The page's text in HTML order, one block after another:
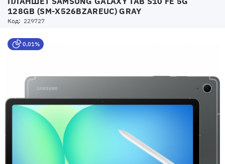
128GB (SM-X526BZAREUC) GRAY
Код: 229727
0,01%